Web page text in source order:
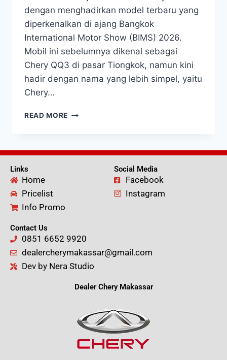
dengan menghadirkan model terbaru yang
diperkenalkan di ajang Bangkok
International Motor Show (BIMS) 2026.
Mobil ini sebelumnya dikenal sebagai
Chery QQ3 di pasar Tiongkok, namun kini
hadir dengan nama yang lebih simpel, yaitu
Chery…
READ MORE
Links
Home
Pricelist
Info Promo
Social Media
Facebook
Instagram
Contact Us
0851 6652 9920
dealercherymakassar@gmail.com
Dev by Nera Studio
Dealer Chery Makassar